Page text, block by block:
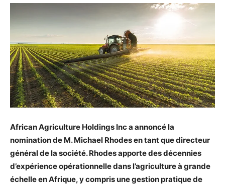
African Agriculture Holdings Inc a annoncé la
nomination de M. Michael Rhodes en tant que directeur
général de la société. Rhodes apporte des décennies
d’expérience opérationnelle dans l’agriculture à grande
échelle en Afrique, y compris une gestion pratique de